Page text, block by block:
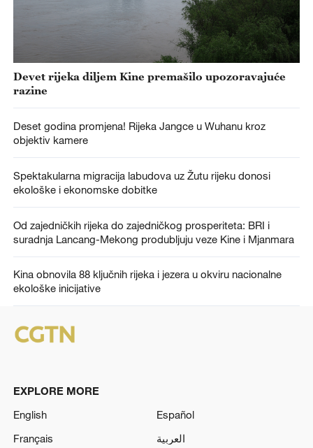
Devet rijeka diljem Kine premašilo upozoravajuće
razine
Deset godina promjena! Rijeka Jangce u Wuhanu kroz
objektiv kamere
Spektakularna migracija labudova uz Žutu rijeku donosi
ekološke i ekonomske dobitke
Od zajedničkih rijeka do zajedničkog prosperiteta: BRI i
suradnja Lancang-Mekong produbljuju veze Kine i Mjanmara
Kina obnovila 88 ključnih rijeka i jezera u okviru nacionalne
ekološke inicijative
EXPLORE MORE
English
Español
Français
العربية